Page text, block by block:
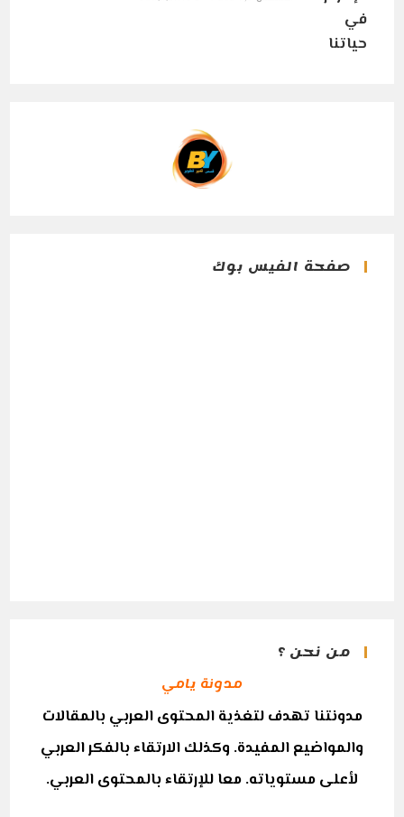
صفحة الفيس بوك
من نحن ؟
مدونة يامي
مدونتنا تهدف لتغذية المحتوى العربي بالمقالات
والمواضيع المفيدة. وكذلك الارتقاء بالفكر العربي
لأعلى مستوياته. معا للإرتقاء بالمحتوى العربي.